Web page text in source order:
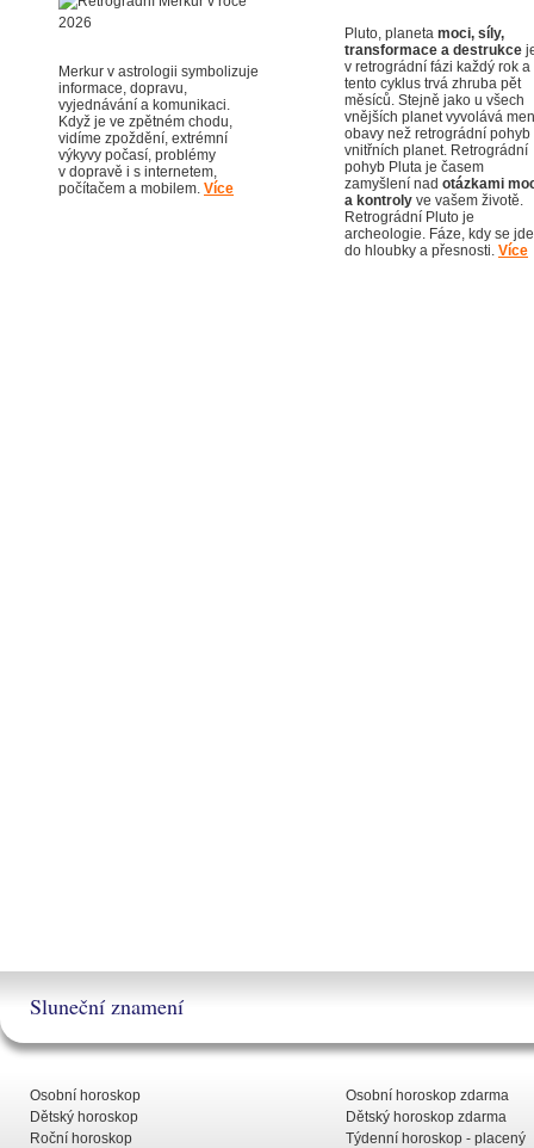
Merkur v astrologii symbolizuje
informace, dopravu,
vyjednávání a komunikaci.
Když je ve zpětném chodu,
vidíme zpoždění, extrémní
výkyvy počasí, problémy
v dopravě i s internetem,
počítačem a mobilem. Více
Pluto, planeta moci, síly,
transformace a destrukce
v retrográdní fázi každý rok a
tento cyklus trvá zhruba pět
měsíců. Stejně jako u všech
vnějších planet vyvolává
obavy než retrográdní pohyb
vnitřních planet. Retrográdní
pohyb Pluta je časem
zamyšlení nad otázkami
a kontroly ve vašem životě.
Retrográdní Pluto je
archeologie. Fáze, kdy se jde
do hloubky a přesnosti. Více
Sluneční znamení
Osobní horoskop
Dětský horoskop
Roční horoskop
Osobní horoskop zdarma
Dětský horoskop zdarma
Týdenní horoskop - placený